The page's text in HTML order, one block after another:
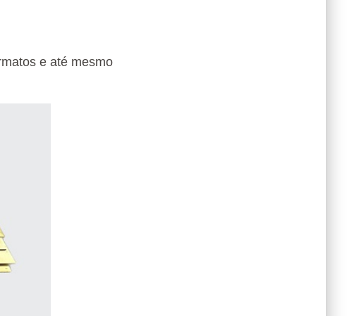
e até mesmo